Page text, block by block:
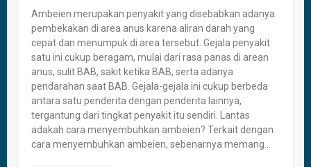
Ambeien merupakan penyakit yang disebabkan adanya
pembekakan di area anus karena aliran darah yang
cepat dan menumpuk di area tersebut. Gejala penyakit
satu ini cukup beragam, mulai dari rasa panas di arean
anus, sulit BAB, sakit ketika BAB, serta adanya
pendarahan saat BAB. Gejala-gejala ini cukup berbeda
antara satu penderita dengan penderita lainnya,
tergantung dari tingkat penyakit itu sendiri. Lantas
adakah cara menyembuhkan ambeien? Terkait dengan
cara menyembuhkan ambeien, sebenarnya memang...